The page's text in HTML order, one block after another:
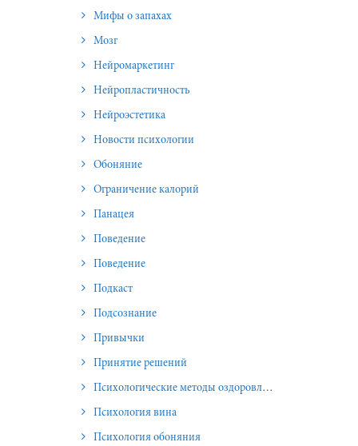
Мифы о запахах
Мозг
Нейромаркетинг
Нейропластичность
Нейроэстетика
Новости психологии
Обоняние
Ограничение калорий
Панацея
Поведение
Поведение
Подкаст
Подсознание
Привычки
Принятие решений
Психологические методы оздоровления и омоложения
Психология вина
Психология обоняния